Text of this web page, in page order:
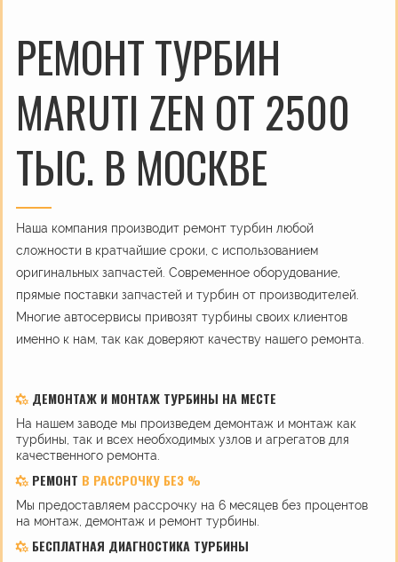
РЕМОНТ ТУРБИН
MARUTI ZEN ОТ 2500
ТЫС. В МОСКВЕ
Наша компания производит ремонт турбин любой
сложности в кратчайшие сроки, с использованием
оригинальных запчастей. Современное оборудование,
прямые поставки запчастей и турбин от производителей.
Многие автосервисы привозят турбины своих клиентов
именно к нам, так как доверяют качеству нашего ремонта.
ДЕМОНТАЖ И МОНТАЖ ТУРБИНЫ НА МЕСТЕ
На нашем заводе мы произведем демонтаж и монтаж как
турбины, так и всех необходимых узлов и агрегатов для
качественного ремонта.
РЕМОНТ В РАССРОЧКУ БЕЗ %
Мы предоставляем рассрочку на 6 месяцев без процентов
на монтаж, демонтаж и ремонт турбины.
БЕСПЛАТНАЯ ДИАГНОСТИКА ТУРБИНЫ